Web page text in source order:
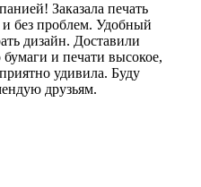
Заказала печать
без проблем. Удобный
дизайн. Доставили
и печати высокое,
удивила. Буду
друзьям.